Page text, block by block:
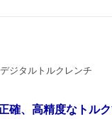
ジタルトルクレンチ
確、高精度なトル